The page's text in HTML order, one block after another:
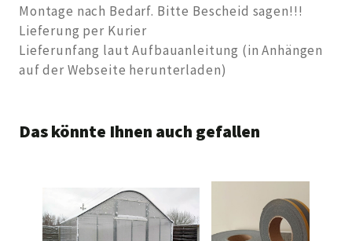
Montage nach Bedarf. Bitte Bescheid sagen!!!
Lieferung per Kurier
Lieferunfang laut Aufbauanleitung (in Anhängen
auf der Webseite herunterladen)
Das könnte Ihnen auch gefallen